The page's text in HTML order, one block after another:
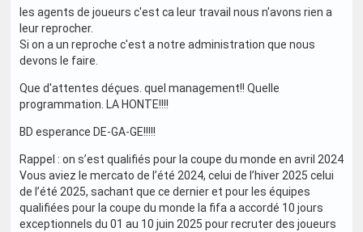
les agents de joueurs c'est ca leur travail nous n'avons rien a
leur reprocher.
Si on a un reproche c'est a notre administration que nous
devons le faire.
Que d'attentes déçues. quel management!! Quelle
programmation. LA HONTE!!!!
BD esperance DE-GA-GE!!!!!
Rappel : on s’est qualifiés pour la coupe du monde en avril 2024
Vous aviez le mercato de l’été 2024, celui de l’hiver 2025 celui
de l’été 2025, sachant que ce dernier et pour les équipes
qualifiées pour la coupe du monde la fifa a accordé 10 jours
exceptionnels du 01 au 10 juin 2025 pour recruter des joueurs